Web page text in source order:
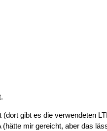
gibt es die verwendeten
(hätte mir gereicht, aber das